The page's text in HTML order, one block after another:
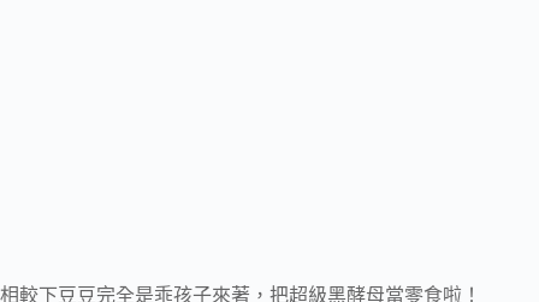
相較下豆豆完全是乖孩子來著，把超級黑酵母當零食啦！